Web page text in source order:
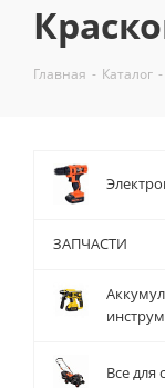
Главная - Каталог -
ЗАПЧАСТИ
Все для